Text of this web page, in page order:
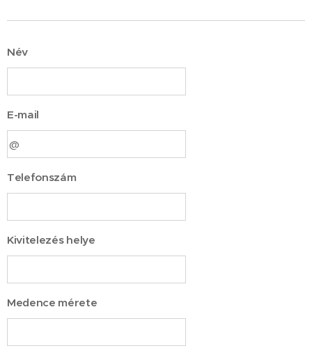
Név
E-mail
Telefonszám
Kivitelezés helye
Medence mérete